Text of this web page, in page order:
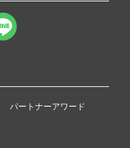
パートナーアワード